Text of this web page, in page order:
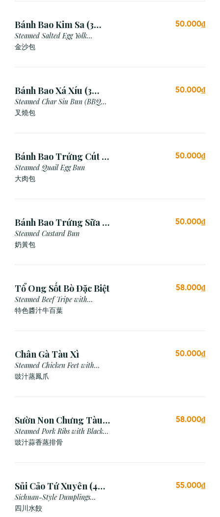
Bánh Bao Kim Sa (3
Cái)
Steamed Salted Egg Yolk
Custard Bun
金沙包
50.000₫
Bánh Bao Xá Xíu (3
Cái)
Steamed Char Siu Bun (BBQ
Pork Bun)
叉燒包
50.000₫
Bánh Bao Trứng Cút (3
Cái)
Steamed Quail Egg Bun
大肉包
50.000₫
Bánh Bao Trứng Sữa (3
Cái)
Steamed Custard Bun
奶黃包
50.000₫
Tổ Ong Sốt Bò Đặc Biệt
Steamed Beef Tripe with
Special Sauce
特色醬汁牛百葉
58.000₫
Chân Gà Tàu Xì
Steamed Chicken Feet with
Black Bean Sauce
豉汁蒸鳳爪
50.000₫
Sườn Non Chưng Tàu
Xì Tỏi
Steamed Pork Ribs with Black
Bean & Garlic Sauce
豉汁蒜香蒸排骨
58.000₫
Sủi Cảo Tứ Xuyên (4
viên)
Sichuan-Style Dumplings
(Spicy)
四川水餃
55.000₫